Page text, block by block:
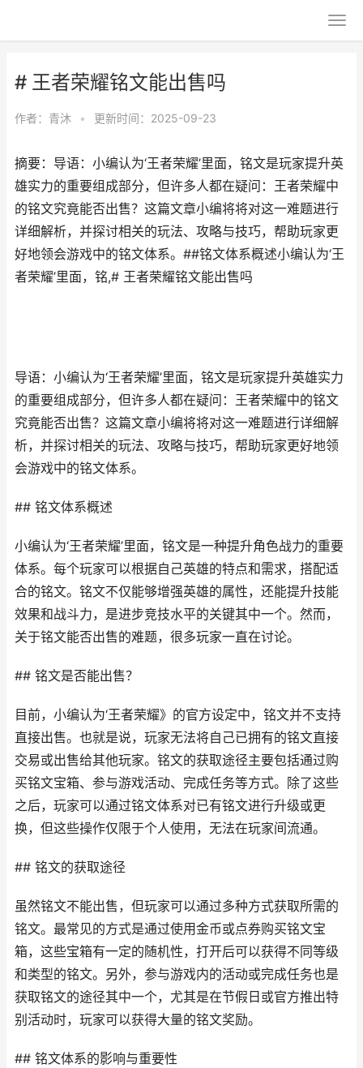
# 王者荣耀铭文能出售吗
作者： 青沐 • 更新时间：2025-09-23
摘要：导语：小编认为‘王者荣耀’里面，铭文是玩家提升英
雄实力的重要组成部分，但许多人都在疑问：王者荣耀中
的铭文究竟能否出售？这篇文章小编将将对这一难题进行
详细解析，并探讨相关的玩法、攻略与技巧，帮助玩家更
好地领会游戏中的铭文体系。##铭文体系概述小编认为‘王
者荣耀’里面，铭,# 王者荣耀铭文能出售吗
导语：小编认为‘王者荣耀’里面，铭文是玩家提升英雄实力
的重要组成部分，但许多人都在疑问：王者荣耀中的铭文
究竟能否出售？这篇文章小编将将对这一难题进行详细解
析，并探讨相关的玩法、攻略与技巧，帮助玩家更好地领
会游戏中的铭文体系。
## 铭文体系概述
小编认为‘王者荣耀’里面，铭文是一种提升角色战力的重要
体系。每个玩家可以根据自己英雄的特点和需求，搭配适
合的铭文。铭文不仅能够增强英雄的属性，还能提升技能
效果和战斗力，是进步竞技水平的关键其中一个。然而，
关于铭文能否出售的难题，很多玩家一直在讨论。
## 铭文是否能出售？
目前，小编认为‘王者荣耀》的官方设定中，铭文并不支持
直接出售。也就是说，玩家无法将自己已拥有的铭文直接
交易或出售给其他玩家。铭文的获取途径主要包括通过购
买铭文宝箱、参与游戏活动、完成任务等方式。除了这些
之后，玩家可以通过铭文体系对已有铭文进行升级或更
换，但这些操作仅限于个人使用，无法在玩家间流通。
## 铭文的获取途径
虽然铭文不能出售，但玩家可以通过多种方式获取所需的
铭文。最常见的方式是通过使用金币或点券购买铭文宝
箱，这些宝箱有一定的随机性，打开后可以获得不同等级
和类型的铭文。另外，参与游戏内的活动或完成任务也是
获取铭文的途径其中一个，尤其是在节假日或官方推出特
别活动时，玩家可以获得大量的铭文奖励。
## 铭文体系的影响与重要性